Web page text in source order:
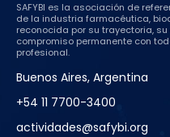
SAFYBI es la asociación de
de la industria farmacéutica,
reconocida por su trayectoria,
compromiso permanente con
profesional.
Buenos Aires, Argentina
+54 11 7700-3400
actividades@safybi.org